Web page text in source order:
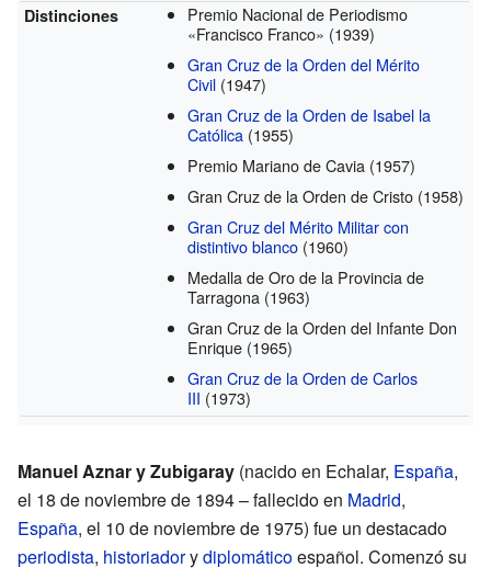
Distinciones
Premio Nacional de Periodismo
«Francisco Franco» (1939)
Gran Cruz de la Orden del Mérito
Civil (1947)
Gran Cruz de la Orden de Isabel la
Católica (1955)
Premio Mariano de Cavia (1957)
Gran Cruz de la Orden de Cristo (1958)
Gran Cruz del Mérito Militar con
distintivo blanco (1960)
Medalla de Oro de la Provincia de
Tarragona (1963)
Gran Cruz de la Orden del Infante Don
Enrique (1965)
Gran Cruz de la Orden de Carlos
III (1973)
Manuel Aznar y Zubigaray (nacido en Echalar, España,
el 18 de noviembre de 1894 – fallecido en Madrid,
España, el 10 de noviembre de 1975) fue un destacado
periodista, historiadorydiplomáticoespañol. Comenzó su